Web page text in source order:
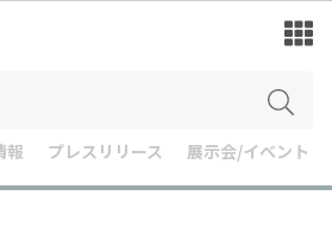
報 プレスリリース 展示会/イベント